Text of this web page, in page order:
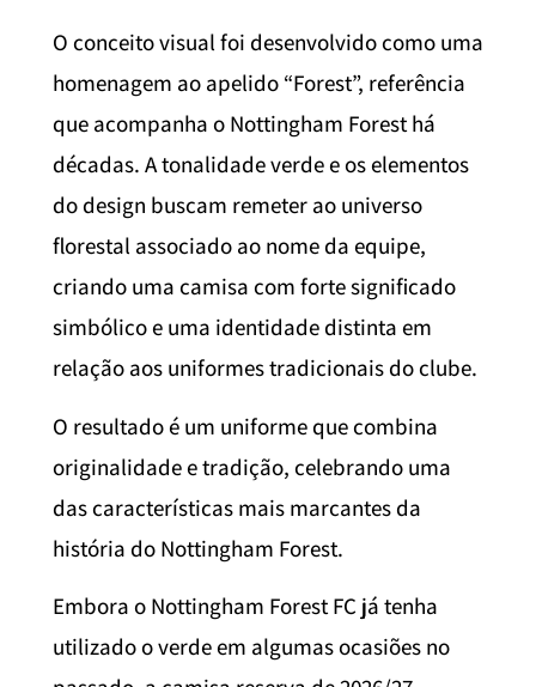
O conceito visual foi desenvolvido como uma
homenagem ao apelido “Forest”, referência
que acompanha o Nottingham Forest há
décadas. A tonalidade verde e os elementos
do design buscam remeter ao universo
florestal associado ao nome da equipe,
criando uma camisa com forte significado
simbólico e uma identidade distinta em
relação aos uniformes tradicionais do clube.
O resultado é um uniforme que combina
originalidade e tradição, celebrando uma
das características mais marcantes da
história do Nottingham Forest.
Embora o Nottingham Forest FC já tenha
utilizado o verde em algumas ocasiões no